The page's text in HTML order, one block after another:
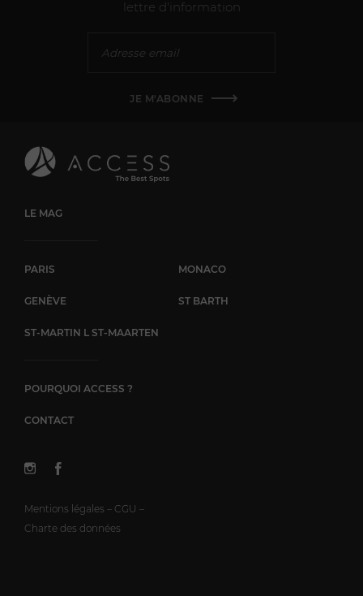
lettre d'information
JE M'ABONNE
LE MAG
PARIS MONACO
GENÈVE ST BARTH
ST-MARTIN L ST-MAARTEN
POURQUOI ACCESS ?
CONTACT
Mentions légales – CGU –
Charte des données